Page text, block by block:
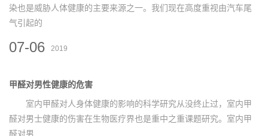
染也是威胁人体健康的主要来源之一。我们现在高度重视由汽车尾
气引起的
07-06 2019
甲醛对男性健康的危害
室内甲醛对人身体健康的影响的科学研究从没终止过，室内甲
醛对男士健康的伤害在生物医疗界也是重中之重课题研究。室内甲
醛对男